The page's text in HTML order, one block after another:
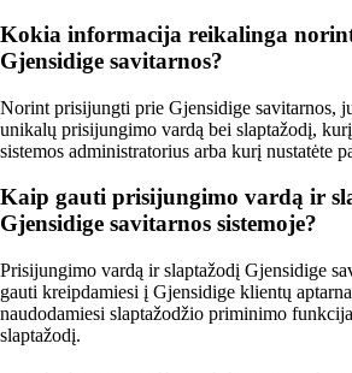
Kokia informacija reikalinga
Gjensidige savitarnos?
Norint prisijungti prie Gjensidige savitarnos,
unikalų prisijungimo vardą bei slaptažodį,
sistemos administratorius arba kurį nustatėte
Kaip gauti prisijungimo vardą ir
Gjensidige savitarnos sistemoje?
Prisijungimo vardą ir slaptažodį Gjensidige
gauti kreipdamiesi į Gjensidige klientų
naudodamiesi slaptažodžio priminimo
slaptažodį.